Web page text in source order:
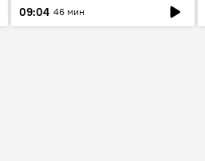
келечеги
09:04 46 мин